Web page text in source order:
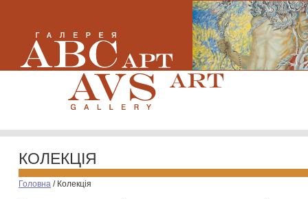
КОЛЕКЦІЯ
Головна / Колекція